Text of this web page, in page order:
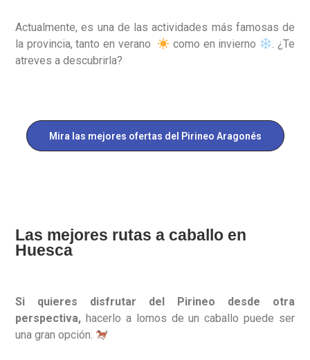
Actualmente, es una de las actividades más famosas de
la provincia, tanto en verano
como en invierno
. ¿Te
atreves a descubrirla?
Mira las mejores ofertas del Pirineo Aragonés
Las mejores rutas a caballo en
Huesca
Si quieres disfrutar del Pirineo desde otra
perspectiva, hacerlo a lomos de un caballo puede ser
una gran opción.